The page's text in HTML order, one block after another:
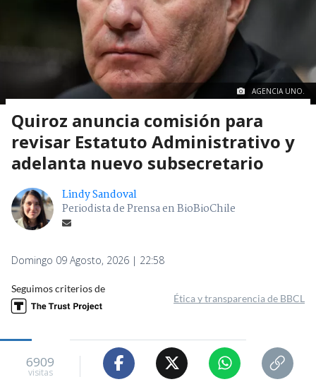
AGENCIA UNO.
Quiroz anuncia comisión para
revisar Estatuto Administrativo y
adelanta nuevo subsecretario
Lindy Sandoval
Periodista de Prensa en BioBioChile
Domingo 09 Agosto, 2026 | 22:58
Seguimos criterios de
Ética y transparencia de BBCL
6909
visitas